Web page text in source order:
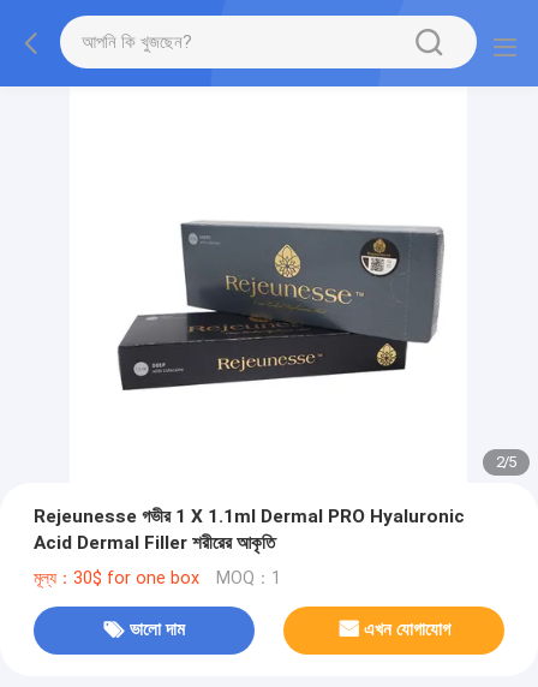
2/5
Rejeunesse গভীর 1 X 1.1ml Dermal PRO Hyaluronic
Acid Dermal Filler শরীরের আকৃতি
মূল্য：30$ for one box MOQ：1
ভালো দাম এখন যোগাযোগ